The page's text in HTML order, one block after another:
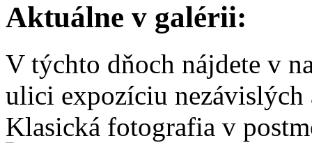
Aktuálne v galérii:
V týchto dňoch nájdete v
ulici expozíciu
Klasická fotografia v